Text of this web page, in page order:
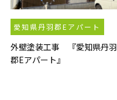
愛知県丹羽郡Eアパート
外壁塗装工事 『愛知県丹羽
郡Eアパート』